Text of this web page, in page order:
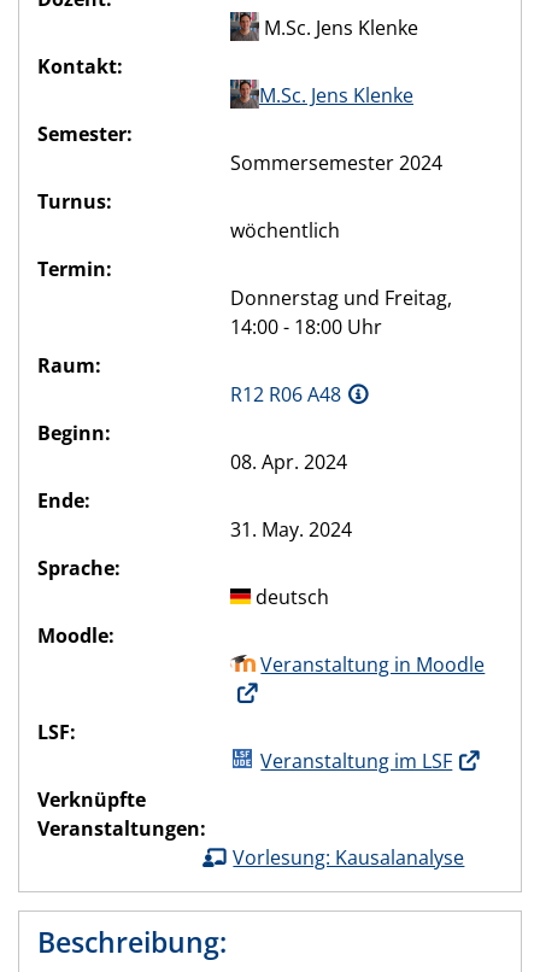
M.Sc. Jens Klenke
Kontakt:
M.Sc. Jens Klenke
Semester:
Sommersemester 2024
Turnus:
wöchentlich
Termin:
Donnerstag und Freitag,
14:00 - 18:00 Uhr
Raum:
R12 R06 A48
Beginn:
08. Apr. 2024
Ende:
31. May. 2024
Sprache:
deutsch
Moodle:
Veranstaltung in Moodle
LSF:
Veranstaltung im LSF
Verknüpfte
Veranstaltungen:
Vorlesung: Kausalanalyse
Beschreibung: